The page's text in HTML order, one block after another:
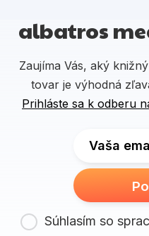
albatros
Zaujíma Vás, aký
tovar je výhodná
Prihláste sa k odberu
Vaša
Súhlasím so